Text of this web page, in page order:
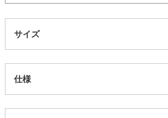
家電・照明器具
サイズ
仕様